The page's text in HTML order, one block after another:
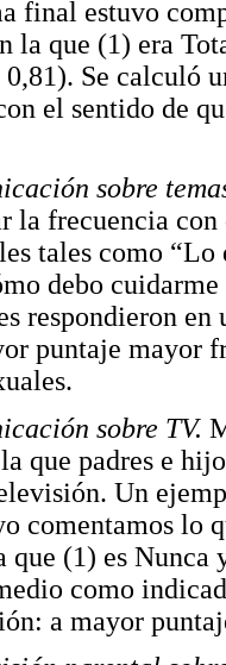
final estuvo
la que (1) era
Se calculó
el sentido de
sobre
la frecuencia con
tales como
debo
respondieron
puntaje mayor
sobre TV.
que padres e
Un
comentamos lo
que (1) es
como
a mayor